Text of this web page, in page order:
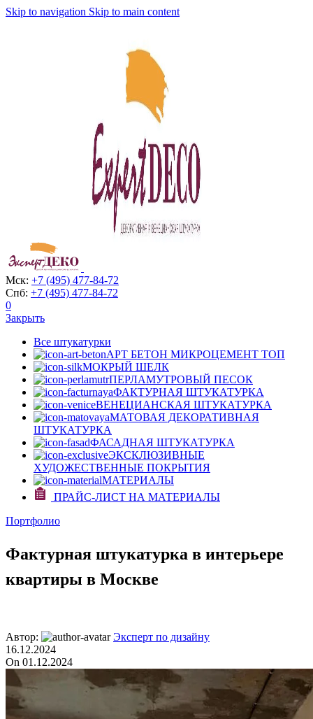
Skip to navigation Skip to main content
Мск: +7 (495) 477-84-72
Спб: +7 (495) 477-84-72
0
Закрыть
Все штукатурки
АРТ БЕТОН МИКРОЦЕМЕНТ ТОП
МОКРЫЙ ШЕЛК
ПЕРЛАМУТРОВЫЙ ПЕСОК
ФАКТУРНАЯ ШТУКАТУРКА
ВЕНЕЦИАНСКАЯ ШТУКАТУРКА
МАТОВАЯ ДЕКОРАТИВНАЯ
ШТУКАТУРКА
ФАСАДНАЯ ШТУКАТУРКА
ЭКСКЛЮЗИВНЫЕ
ХУДОЖЕСТВЕННЫЕ ПОКРЫТИЯ
МАТЕРИАЛЫ
ПРАЙС-ЛИСТ НА МАТЕРИАЛЫ
Портфолио
Фактурная штукатурка в интерьере
квартиры в Москве
Автор:
Эксперт по дизайну
16.12.2024
On 01.12.2024